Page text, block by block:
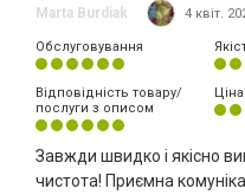
Marta Burdiak 4 квіт.
Обслуговування
Відповідність товару/
послуги з описом
Ціна
Завжди швидко і якісно
чистота! Приємна